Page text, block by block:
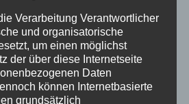
Verarbeitung Verantwortlicher
und organisatorische
um einen möglichst
der über diese Internetseite
Daten
können Internetbasierte
grundsätzlich